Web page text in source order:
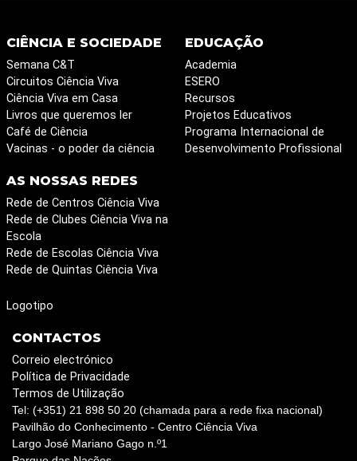
CIÊNCIA E SOCIEDADE
Semana C&T
Circuitos Ciência Viva
Ciência Viva em Casa
Livros que queremos ler
Café de Ciência
Vacinas - o poder da ciência
EDUCAÇÃO
Academia
ESERO
Recursos
Projetos Educativos
Programa Internacional de
Desenvolvimento Profissional
AS NOSSAS REDES
Rede de Centros Ciência Viva
Rede de Clubes Ciência Viva na
Escola
Rede de Escolas Ciência Viva
Rede de Quintas Ciência Viva
Logotipo
CONTACTOS
Correio electrónico
Política de Privacidade
Termos de Utilização
Tel: (+351) 21 898 50 20 (chamada para a rede fixa nacional)
Pavilhão do Conhecimento - Centro Ciência Viva
Largo José Mariano Gago n.º1